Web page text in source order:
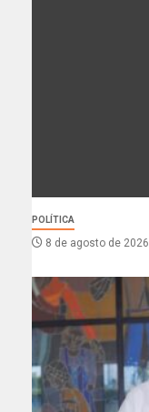
POLÍTICA
8 de agosto de 2026